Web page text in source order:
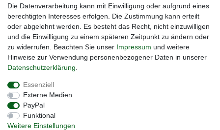
Die Datenverarbeitung kann mit Einwilligung oder aufgrund eines
berechtigten Interesses erfolgen. Die Zustimmung kann erteilt
oder abgelehnt werden. Es besteht das Recht, nicht einzuwilligen
und die Einwilligung zu einem späteren Zeitpunkt zu ändern oder
zu widerrufen. Beachten Sie unser Impressum und weitere
Hinweise zur Verwendung personenbezogener Daten in unserer
Daten­schutz­erklärung
Essenziell
Externe Medien
PayPal
Funktional
Weitere Einstellungen